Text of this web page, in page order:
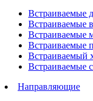
Встраиваемые
Встраиваемые
Встраиваемые
Встраиваемые
Встраиваемый
Встраиваемые
Направляющие